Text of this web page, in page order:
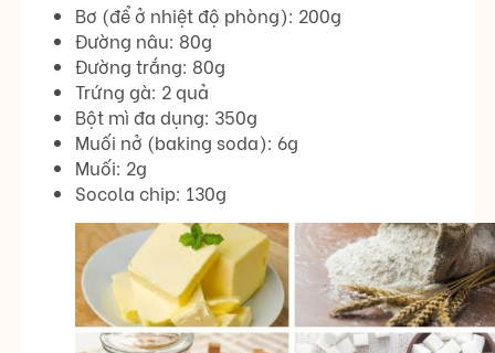
Bơ (để ở nhiệt độ phòng): 200g
Đường nâu: 80g
Đường trắng: 80g
Trứng gà: 2 quả
Bột mì đa dụng: 350g
Muối nở (baking soda): 6g
Muối: 2g
Socola chip: 130g